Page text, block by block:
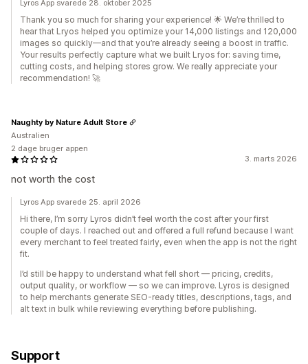
Lyros App svarede 28. oktober 2025
Thank you so much for sharing your experience! 🌟 We’re thrilled to
hear that Lryos helped you optimize your 14,000 listings and 120,000
images so quickly—and that you’re already seeing a boost in traffic.
Your results perfectly capture what we built Lryos for: saving time,
cutting costs, and helping stores grow. We really appreciate your
recommendation! 🚀
3. marts 2026
not worth the cost
Naughty by Nature Adult Store
Australien
2 dage bruger appen
Lyros App svarede 25. april 2026
Hi there, I’m sorry Lyros didn’t feel worth the cost after your first
couple of days. I reached out and offered a full refund because I want
every merchant to feel treated fairly, even when the app is not the right
fit.
I’d still be happy to understand what fell short — pricing, credits,
output quality, or workflow — so we can improve. Lyros is designed
to help merchants generate SEO-ready titles, descriptions, tags, and
alt text in bulk while reviewing everything before publishing.
Support